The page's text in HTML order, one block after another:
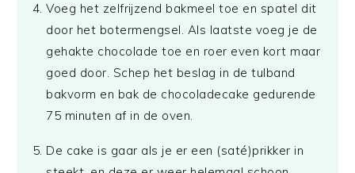
Voeg het zelfrijzend bakmeel toe en spatel dit
door het botermengsel. Als laatste voeg je de
gehakte chocolade toe en roer even kort maar
goed door. Schep het beslag in de tulband
bakvorm en bak de chocoladecake gedurende
75 minuten af in de oven.
De cake is gaar als je er een (saté)prikker in